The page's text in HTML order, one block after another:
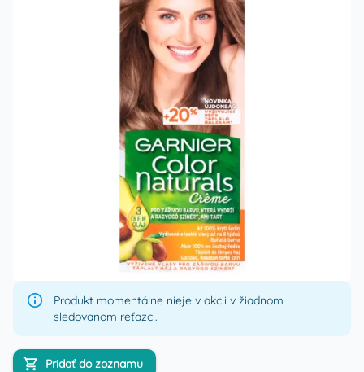
Produkt momentálne nieje v akcii v žiadnom
sledovanom reťazci.
Pridať do zoznamu